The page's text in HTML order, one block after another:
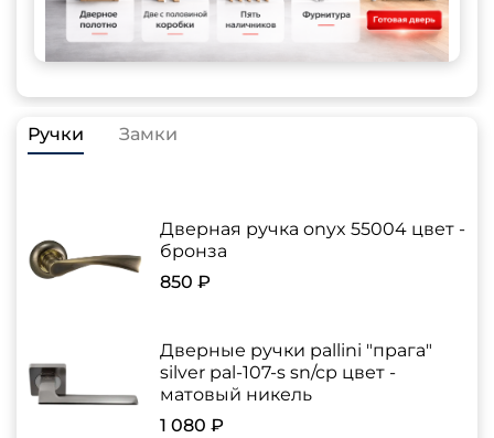
Ручки Замки
Дверная ручка onyx 55004 цвет -
бронза
850 ₽
Дверные ручки pallini "прага"
silver pal-107-s sn/cp цвет -
матовый никель
1 080 ₽